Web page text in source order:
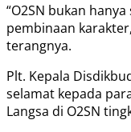
“O2SN bukan
pembinaan
terangnya.
Plt. Kepala
selamat kepada
Langsa di O2SN